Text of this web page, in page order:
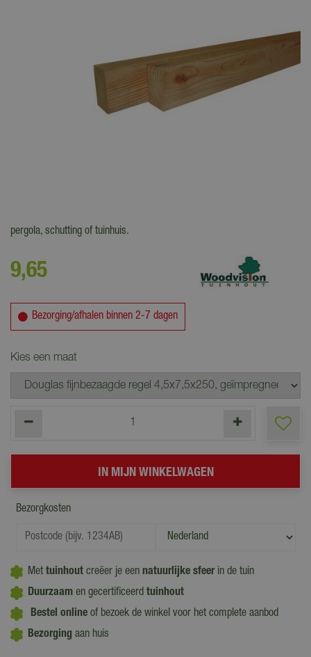
pergola, schutting of tuinhuis.
9,65
Bezorging/afhalen binnen 2-7 dagen
Kies een maat
Bezorgkosten
Met tuinhout creëer je een natuurlijke sfeerin de tuin
Duurzaam en gecertificeerd tuinhout
Bestel online of bezoek de winkel voor het complete aanbod
Bezorging aan huis